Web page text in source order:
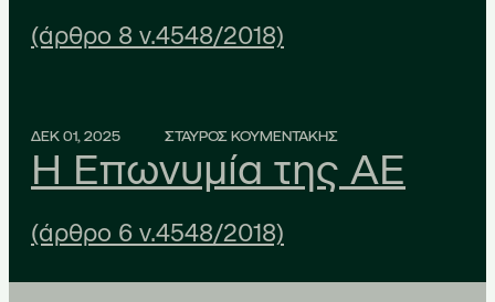
(άρθρο 8 ν.4548/2018)
ΔΕΚ 01, 2025 ΣΤΑΥΡΟΣ ΚΟΥΜΕΝΤΑΚΗΣ
Η Επωνυμία της ΑΕ
(άρθρο 6 ν.4548/2018)